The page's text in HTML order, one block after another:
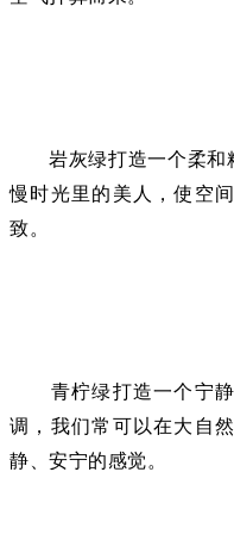
岩灰绿打造一个柔和
慢时光里的美人，使空
致。
青柠绿打造一个宁静
调，我们常可以在大自
静、安宁的感觉。